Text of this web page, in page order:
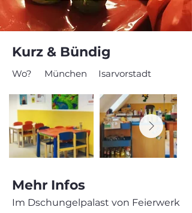
Kurz & Bündig
Wo? München Isarvorstadt
Mehr Infos
Im Dschungelpalast von Feierwerk